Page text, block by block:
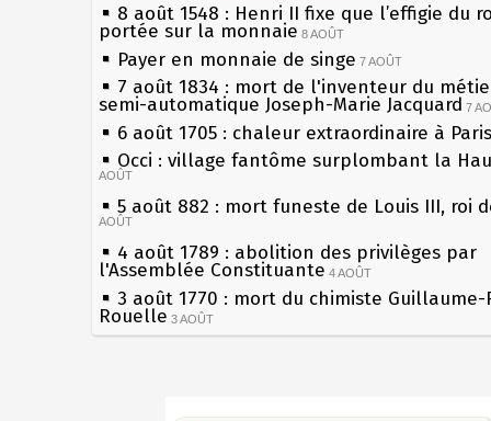
8 août 1548 : Henri II fixe que l’effigie du
portée sur la monnaie 8 AOÛT
Payer en monnaie de singe 7 AOÛT
7 août 1834 : mort de l'inventeur du
semi-automatique Joseph-Marie Jacquard 7
6 août 1705 : chaleur extraordinaire à Paris
Occi : village fantôme surplombant la
AOÛT
5 août 882 : mort funeste de Louis III, roi
AOÛT
4 août 1789 : abolition des privilèges par
l'Assemblée Constituante 4 AOÛT
3 août 1770 : mort du chimiste Guillaume-
Rouelle 3 AOÛT
Musée Jean de La Fontaine : réouverture
les siècles